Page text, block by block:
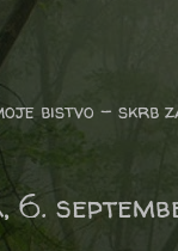
moje bistvo -
6.